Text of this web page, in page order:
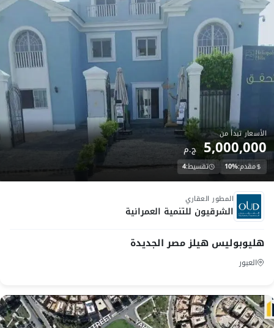
تحت الانشاء
الأسعار تبدأ من
5,000,000 ج.م
مقدم:10% تقسيط:4
المطور العقاري
الشرقيون للتنمية العمرانية
هليوبوليس هيلز مصر الجديدة
العبور